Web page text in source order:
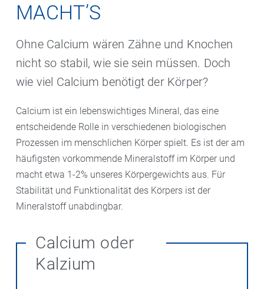
MACHT’S
Ohne Calcium wären Zähne und Knochen
nicht so stabil, wie sie sein müssen. Doch
wie viel Calcium benötigt der Körper?
Calcium ist ein lebenswichtiges Mineral, das eine
entscheidende Rolle in verschiedenen biologischen
Prozessen im menschlichen Körper spielt. Es ist der am
häufigsten vorkommende Mineralstoff im Körper und
macht etwa 1-2% unseres Körpergewichts aus. Für
Stabilität und Funktionalität des Körpers ist der
Mineralstoff unabdingbar.
Calcium oder
Kalzium